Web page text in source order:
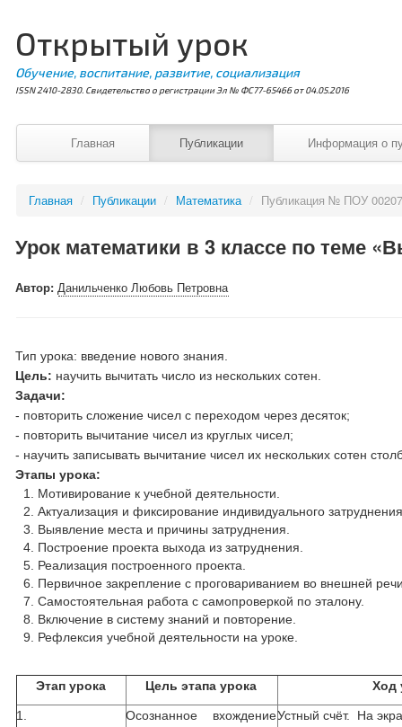
Открытый урок
Обучение, воспитание, развитие, социализация
ISSN 2410-2830. Свидетельство о регистрации Эл № ФС77-65466 от 04.05.2016
Главная Публикации Информация о
Главная / Публикации / Математика / Публикация № ПОУ
Урок математики в 3 классе по теме
Автор:Данильченко Любовь Петровна
Тип урока: введение нового знания.
Цель: научить вычитать число из нескольких сотен.
Задачи:
- повторить сложение чисел с переходом через десяток;
- повторить вычитание чисел из круглых чисел;
- научить записывать вычитание чисел их нескольких сотен
Этапы урока:
Мотивирование к учебной деятельности.
Актуализация и фиксирование индивидуального
Выявление места и причины затруднения.
Построение проекта выхода из затруднения.
Реализация построенного проекта.
Первичное закрепление с проговариванием во внешней
Самостоятельная работа с самопроверкой по эталону.
Включение в систему знаний и повторение.
Рефлексия учебной деятельности на уроке.
Этап урока Цель этапа урока Ход
1.
Осознанное вхождениеУстный счёт. На